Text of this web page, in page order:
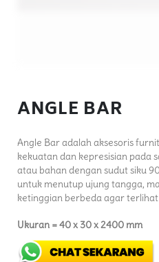
ANGLE BAR
Angle Bar adalah aksesoris
kekuatan dan kepresisian pada
atau bahan dengan sudut siku
untuk menutup ujung tangga,
ketinggian berbeda agar
Ukuran = 40 x 30 x 2400 mm